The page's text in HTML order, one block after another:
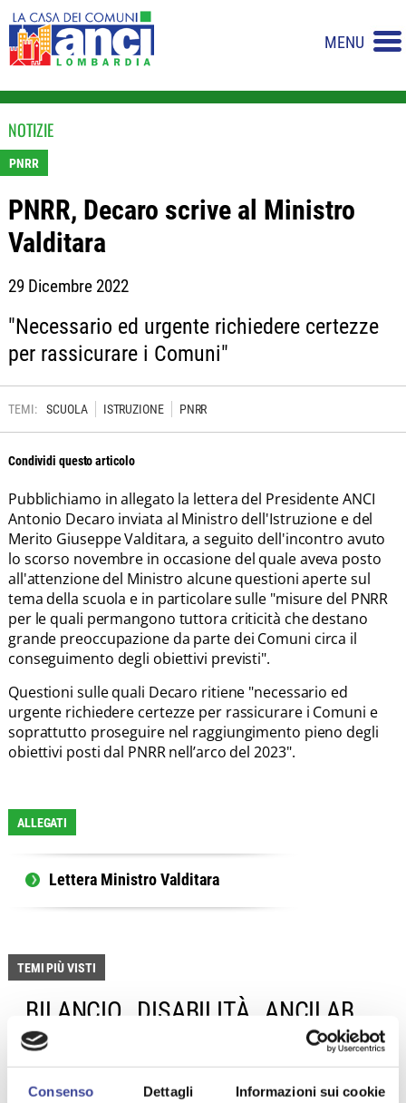
Consenso Dettagli Informazioni sui cookie
MENU
NOTIZIE
PNRR
PNRR, Decaro scrive al Ministro
Valditara
29 Dicembre 2022
"Necessario ed urgente richiedere certezze
per rassicurare i Comuni"
TEMI: SCUOLA ISTRUZIONE PNRR
Condividi questo articolo
Pubblichiamo in allegato la lettera del Presidente ANCI
Antonio Decaro inviata al Ministro dell'Istruzione e del
Merito Giuseppe Valditara, a seguito dell'incontro avuto
lo scorso novembre in occasione del quale aveva posto
all'attenzione del Ministro alcune questioni aperte sul
tema della scuola e in particolare sulle "misure del PNRR
per le quali permangono tuttora criticità che destano
grande preoccupazione da parte dei Comuni circa il
conseguimento degli obiettivi previsti".
Questioni sulle quali Decaro ritiene "necessario ed
urgente richiedere certezze per rassicurare i Comuni e
soprattutto proseguire nel raggiungimento pieno degli
obiettivi posti dal PNRR nell’arco del 2023".
ALLEGATI
Lettera Ministro Valditara
TEMI PIÙ VISTI
BILANCIO DISABILITÀ ANCILAB
ITALIASICURA SMART CITY,
AGENZIA ENTRATE,EUSALP,
FASSINO PATTO DI STABILITÀ